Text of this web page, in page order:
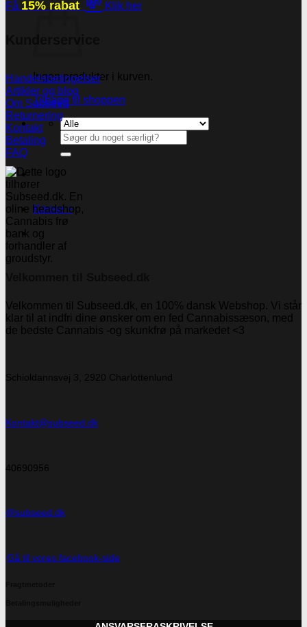
Ingen produkter i kurven.
Tilbage til shoppen
Søg
efter:
Kasse +
Få 15% rabat 💸 Klik her
Handelsbetingelser
Artikler og blog
Om Subseed
Returnering
Kontakt
Betaling
FAQ
Velkommen til Subseed.dk, en 100% dansk Webshop. Vi står
klar til at indfri dine ønsker om en fed Cannabissæson, med
de bedste Cannabis -og skunkfrø på markedet <3
Schioldannsvej 3, 2920 Charlottenlund
Kontakt@subseed.dk
40690956
@subseed.dk
Gå til vores facebook-side